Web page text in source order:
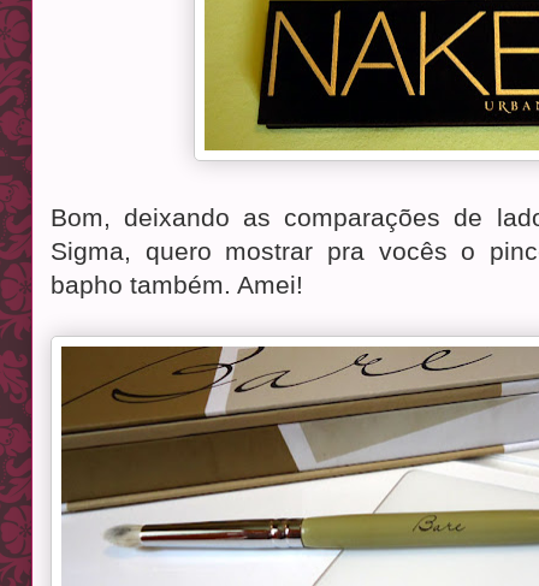
Bom, deixando as comparações de
Sigma, quero mostrar pra vocês o
bapho também. Amei!